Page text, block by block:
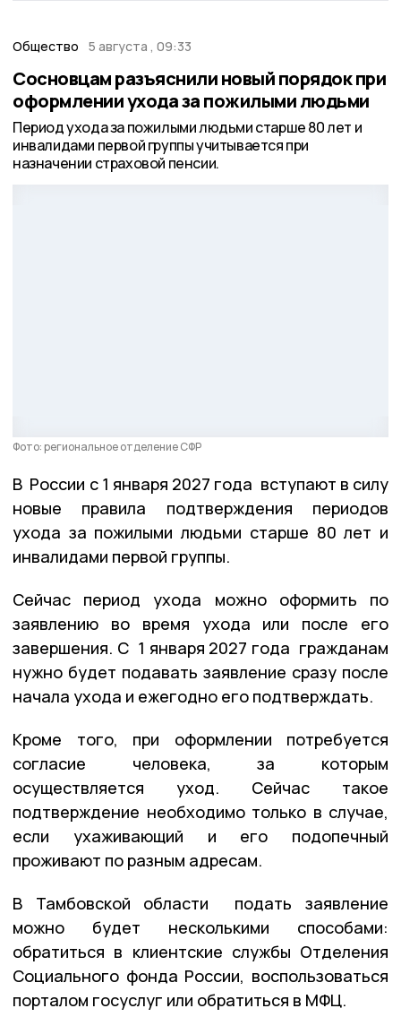
Общество 5 августа , 09:33
Сосновцам разъяснили новый порядок при
оформлении ухода за пожилыми людьми
Период ухода за пожилыми людьми старше 80 лет и
инвалидами первой группы учитывается при
назначении страховой пенсии.
Фото: региональное отделение СФР
В России с 1 января 2027 года вступают в силу
новые правила подтверждения периодов
ухода за пожилыми людьми старше 80 лет и
инвалидами первой группы.
Сейчас период ухода можно оформить по
заявлению во время ухода или после его
завершения. С 1 января 2027 года гражданам
нужно будет подавать заявление сразу после
начала ухода и ежегодно его подтверждать.
Кроме того, при оформлении потребуется
согласие человека, за которым
осуществляется уход. Сейчас такое
подтверждение необходимо только в случае,
если ухаживающий и его подопечный
проживают по разным адресам.
В Тамбовской области подать заявление
можно будет несколькими способами:
обратиться в клиентские службы Отделения
Социального фонда России, воспользоваться
порталом госуслуг или обратиться в МФЦ.